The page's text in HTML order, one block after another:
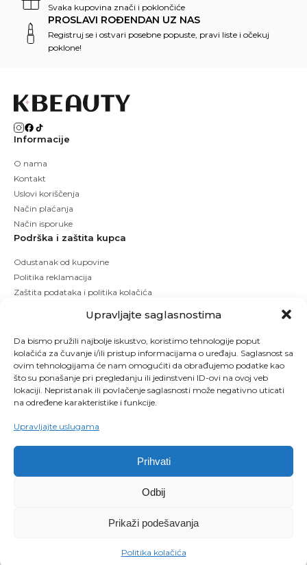
Upravljajte saglasnostima
Da bismo pružili najbolje iskustvo, koristimo tehnologije poput
kolačića za čuvanje i/ili pristup informacijama o uređaju. Saglasnost sa
ovim tehnologijama će nam omogućiti da obrađujemo podatke kao
što su ponašanje pri pregledanju ili jedinstveni ID-ovi na ovoj veb
lokaciji. Nepristanak ili povlačenje saglasnosti može negativno uticati
na određene karakteristike i funkcije.
Upravljajte uslugama
Prihvati
Odbij
Prikaži podešavanja
Politika kolačića
Svaka kupovina znači i poklončiće
PROSLAVI ROĐENDAN UZ NAS
Registruj se i ostvari posebne popuste, pravi liste i očekuj
poklone!
Informacije
O nama
Kontakt
Uslovi koriščenja
Način plaćanja
Način isporuke
Podrška i zaštita kupca
Odustanak od kupovine
Politika reklamacija
Zaštita podataka i politika kolačića
Copyright © 2026 Kbeauty - Sva prava zadržana. Designed by Studio 53
Izrada sajtova